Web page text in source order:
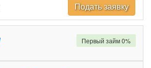
Подать заявку
Первый займ 0%